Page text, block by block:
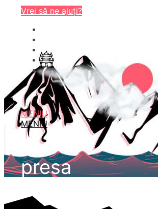
Vrei să ne ajuți?
MENIU
MENIU
presa